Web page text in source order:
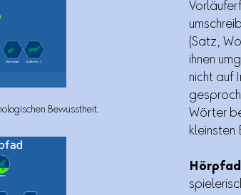
Bewusstheit.
(Satz,
ihnen
nicht auf
Wörter
kleinsten
Hörpfad